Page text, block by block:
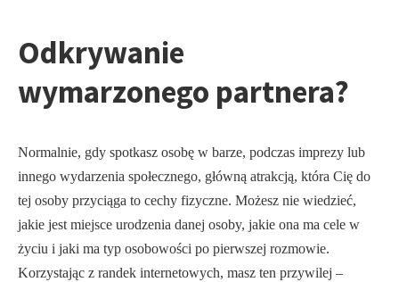
Odkrywanie
wymarzonego partnera?
Normalnie, gdy spotkasz osobę w barze, podczas imprezy lub
innego wydarzenia społecznego, główną atrakcją, która Cię do
tej osoby przyciąga to cechy fizyczne. Możesz nie wiedzieć,
jakie jest miejsce urodzenia danej osoby, jakie ona ma cele w
życiu i jaki ma typ osobowości po pierwszej rozmowie.
Korzystając z randek internetowych, masz ten przywilej –